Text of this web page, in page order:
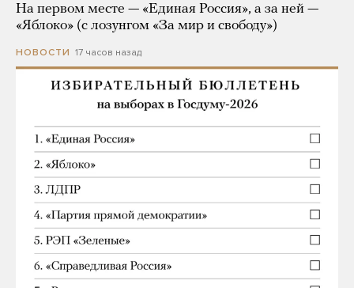
На первом месте — «Единая Россия», а за ней —
«Яблоко» (с лозунгом «За мир и свободу»)
НОВОСТИ 17 часов назад